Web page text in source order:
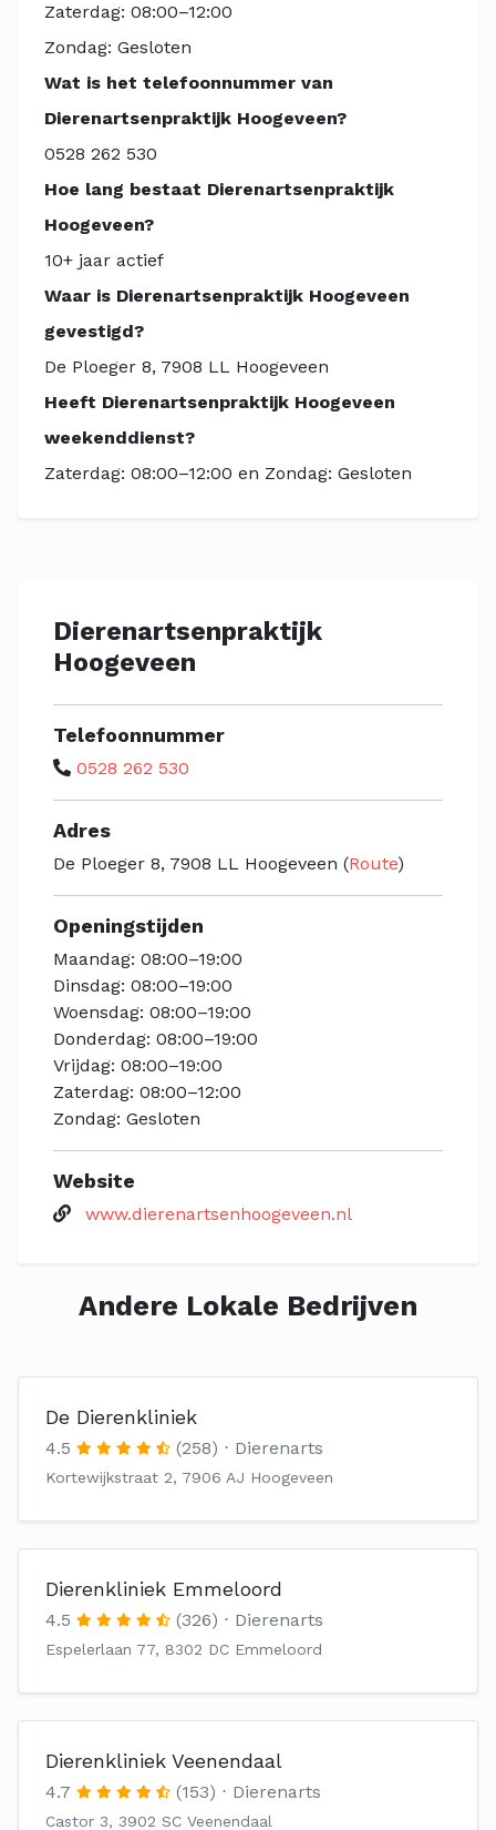
Zaterdag: 08:00–12:00
Zondag: Gesloten
Wat is het telefoonnummer van
Dierenartsenpraktijk Hoogeveen?
0528 262 530
Hoe lang bestaat Dierenartsenpraktijk
Hoogeveen?
10+ jaar actief
Waar is Dierenartsenpraktijk Hoogeveen
gevestigd?
De Ploeger 8, 7908 LL Hoogeveen
Heeft Dierenartsenpraktijk Hoogeveen
weekenddienst?
Zaterdag: 08:00–12:00 en Zondag: Gesloten
Dierenartsenpraktijk
Hoogeveen
Telefoonnummer
0528 262 530
Adres
De Ploeger 8, 7908 LL Hoogeveen (Route)
Openingstijden
Maandag: 08:00–19:00
Dinsdag: 08:00–19:00
Woensdag: 08:00–19:00
Donderdag: 08:00–19:00
Vrijdag: 08:00–19:00
Zaterdag: 08:00–12:00
Zondag: Gesloten
Website
www.dierenartsenhoogeveen.nl
Andere Lokale Bedrijven
De Dierenkliniek
4.5 (258) Dierenarts
Kortewijkstraat 2, 7906 AJ Hoogeveen
Dierenkliniek Emmeloord
4.5 (326) Dierenarts
Espelerlaan 77, 8302 DC Emmeloord
Dierenkliniek Veenendaal
4.7 (153) Dierenarts
Castor 3, 3902 SC Veenendaal